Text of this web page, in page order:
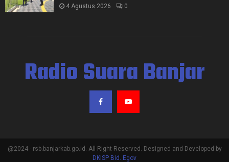
4 Agustus 2026 0
Radio Suara Banjar
@2024 - rsb.banjarkab.go.id. All Right Reserved. Designed and Developed by
DKISP Bid. Egov